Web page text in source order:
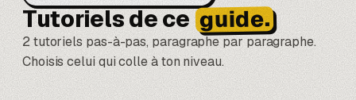
Tutoriels de ce guide.
2 tutoriels pas-à-pas, paragraphe par paragraphe.
Choisis celui qui colle à ton niveau.